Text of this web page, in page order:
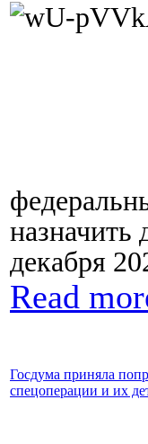
назначить
декабря
Read
Госдума приняла
спецоперации и их